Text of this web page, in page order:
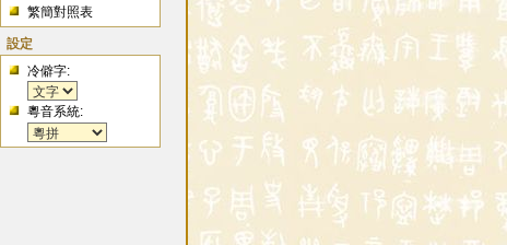
繁簡對照表
設定
冷僻字:
粵音系統: